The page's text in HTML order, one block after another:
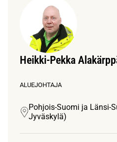
Heikki-Pekka
ALUEJOHTAJA
Pohjois-Suomi ja Länsi-
Jyväskylä)